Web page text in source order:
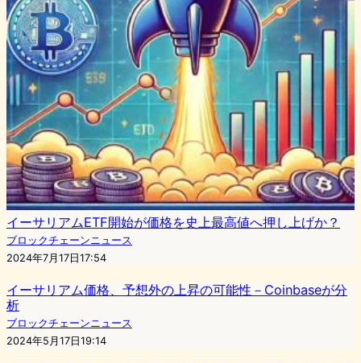
イーサリアムETF開始が価格を史上最高値へ押し上げか？
ブロックチェーンニュース
2024年7月17日17:54
イーサリアム価格、予想外の上昇の可能性－Coinbaseが分
析
ブロックチェーンニュース
2024年5月17日19:14